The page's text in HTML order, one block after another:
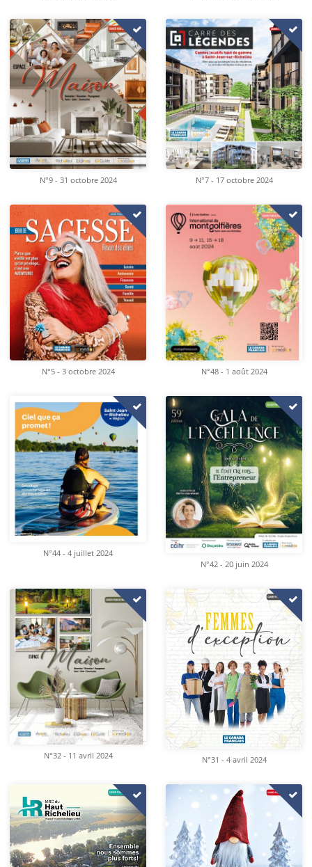
N°9 - 31 octobre 2024 N°7 - 17 octobre 2024
N°5 - 3 octobre 2024 N°48 - 1 août 2024
N°44 - 4 juillet 2024
N°42 - 20 juin 2024
N°32 - 11 avril 2024 N°31 - 4 avril 2024